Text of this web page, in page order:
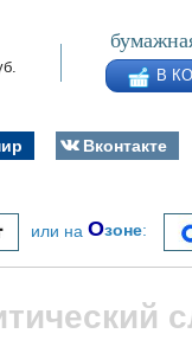
В
Вконтакте
или на Озоне: